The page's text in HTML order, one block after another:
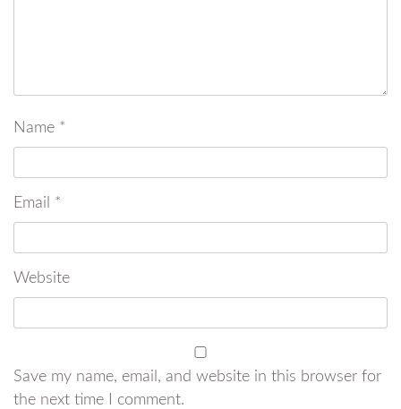
Name *
Email *
Website
Save my name, email, and website in this browser for
the next time I comment.